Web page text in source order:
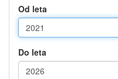
Od leta
Do leta